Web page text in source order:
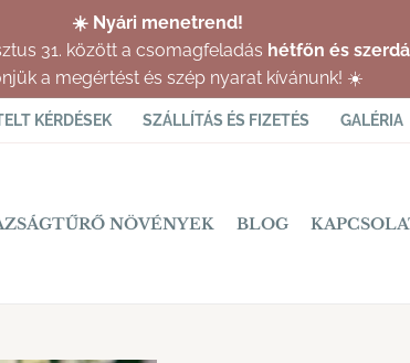
☀️ Nyári menetrend!
31. között a csomagfeladás hétfőn és
a megértést és szép nyarat kívánunk! ☀️
KÉRDÉSEK SZÁLLÍTÁS ÉS FIZETÉS GALÉRIA
NÖVÉNYEK BLOG